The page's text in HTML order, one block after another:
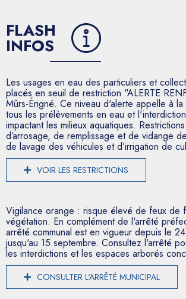
FLASH
INFOS
Les usages en eau des particuliers et
placés en seuil de restriction "ALERTE
Mûrs-Érigné. Ce niveau d'alerte appelle à
tous les prélèvements en eau et
impactant les milieux aquatiques.
d’arrosage, de remplissage et de vidange
de lavage des véhicules et d’irrigation de
VOIR LES RESTRICTIONS
Vigilance orange : risque élevé de feux de
végétation. En complément de l'arrêté
arrêté communal est en vigueur depuis le
jusqu'au 15 septembre. Consultez l'arrêté
les interdictions et les espaces arborés
CONSULTER L'ARRÊTÉ MUNICIPAL